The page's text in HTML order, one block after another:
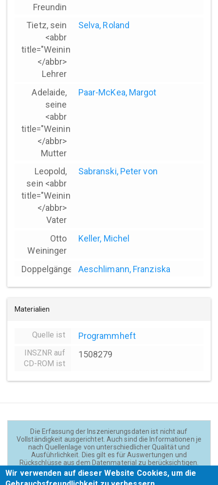
Freundin
Tietz, sein
<abbr
title="Weininger">*
</abbr>
Lehrer
Selva, Roland
Adelaide,
seine
<abbr
title="Weininger">*
</abbr>
Mutter
Paar-McKea, Margot
Leopold,
sein <abbr
title="Weininger">*
</abbr>
Vater
Sabranski, Peter von
Otto
Weininger
Keller, Michel
Doppelgänger Aeschlimann, Franziska
Materialien
Quelle ist Programmheft
INSZNR auf
CD-ROM ist
1508279
Die Erfassung der Inszenierungsdaten ist nicht auf
Vollständigkeit ausgerichtet. Auch sind die Informationen je
nach Quellenlage von unterschiedlicher Qualität und
Ausführlichkeit. Dies gilt es für Auswertungen und
Rückschlüsse aus dem Datenmaterial zu berücksichtigen.
Daten und Texte auf der Website sind - wenn nicht anders
angegeben - lizensiert unterCC BY 4.0(Creator:
Wir verwenden auf dieser Website Cookies, um die